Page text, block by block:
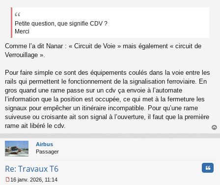
e
g
e
n
l
u
Petite question, que signifie CDV ?
Merci
Comme l’a dit Nanar : « Circuit de Voie » mais également « circuit de
Verrouillage ».
Pour faire simple ce sont des équipements coulés dans la voie entre les
rails qui permettent le fonctionnement de la signalisation ferroviaire. En
gros quand une rame passe sur un cdv ça envoie à l’automate
l’information que la position est occupée, ce qui met à la fermeture les
signaux pour empêcher un itinéraire incompatible. Pour qu’une rame
suiveuse ou croisante ait son signal à l’ouverture, il faut que la première
rame ait libéré le cdv.
au
Airbus
Passager
Re: Travaux T6
16 janv. 2026, 11:14